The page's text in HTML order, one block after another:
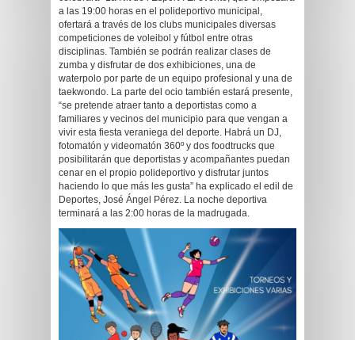
a las 19:00 horas en el polideportivo municipal,
ofertará a través de los clubs municipales diversas
competiciones de voleibol y fútbol entre otras
disciplinas. También se podrán realizar clases de
zumba y disfrutar de dos exhibiciones, una de
waterpolo por parte de un equipo profesional y una de
taekwondo. La parte del ocio también estará presente,
“se pretende atraer tanto a deportistas como a
familiares y vecinos del municipio para que vengan a
vivir esta fiesta veraniega del deporte. Habrá un DJ,
fotomatón y videomatón 360º y dos foodtrucks que
posibilitarán que deportistas y acompañantes puedan
cenar en el propio polideportivo y disfrutar juntos
haciendo lo que más les gusta” ha explicado el edil de
Deportes, José Ángel Pérez. La noche deportiva
terminará a las 2:00 horas de la madrugada.